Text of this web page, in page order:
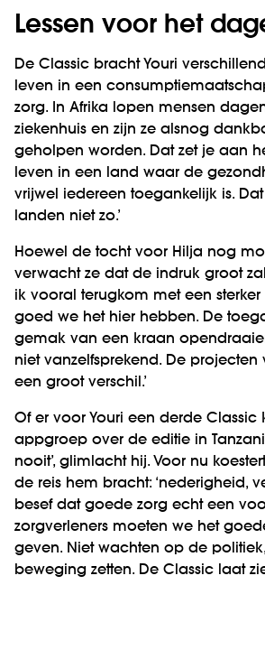
Lessen voor het
De Classic bracht Youri
leven in een
zorg. In Afrika lopen mensen
ziekenhuis en zijn ze alsnog
geholpen worden. Dat zet je aan
leven in een land waar de
vrijwel iedereen toegankelijk is.
landen niet zo.’
Hoewel de tocht voor Hilja nog
verwacht ze dat de indruk groot zal
ik vooral terugkom met een
goed we het hier hebben. De
gemak van een kraan
niet vanzelfsprekend. De projecten
een groot verschil.’
Of er voor Youri een derde Classic
appgroep over de editie in
nooit’, glimlacht hij. Voor nu
de reis hem bracht: ‘nederigheid,
besef dat goede zorg echt een
zorgverleners moeten we het
geven. Niet wachten op de
beweging zetten. De Classic laat